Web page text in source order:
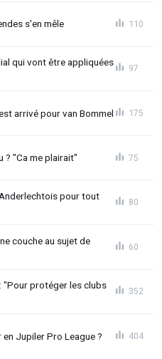
s'en mêle 110
qui vont être appliquées
97
arrivé pour van Bommel 175
? "Ca me plairait" 75
pour tout
80
couche au sujet de
60
"Pour protéger les clubs
352
Jupiler Pro League ? 404